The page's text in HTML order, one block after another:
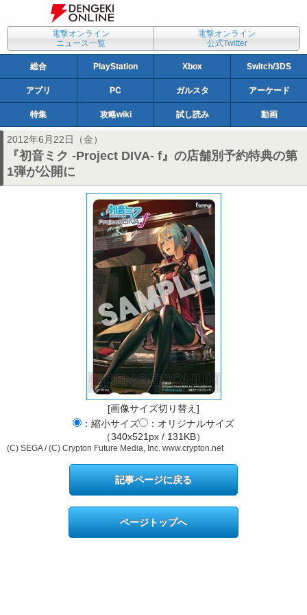
電撃オンライン
ニュース一覧
電撃オンライン
公式Twitter
総合 PlayStation Xbox Switch/3DS
アプリ PC ガルスタ アーケード
特集 攻略wiki 試し読み 動画
2012年6月22日（金）
『初音ミク -Project DIVA- f』の店舗別予約特典の第
1弾が公開に
[画像サイズ切り替え]
：縮小サイズ
：オリジナルサイズ
（340x521px / 131KB）
(C) SEGA / (C) Crypton Future Media, Inc. www.crypton.net
記事ページに戻る
ページトップへ